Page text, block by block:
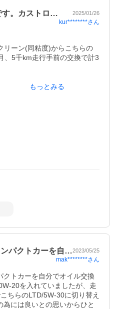
す。カストロ… 2025/01/26
kur********さん
リーン(同粘度)からこちらの
、5千km走行手前の交換で計3
くなる
られず(汚れ、残量)
ず
使い切ったらお値段抑える
スしようと思います。
で交換してきましたが、
り汚れているようです。
もっとみる
パクトカーを自…2023/05/25
mak********さん
クトカーを自分でオイル交換
20を入れていましたが、走
ちらのLTD/5W-30に切り替え
には良いとの思いからひと